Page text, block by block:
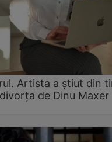
Artista a știut din
de Dinu Maxer